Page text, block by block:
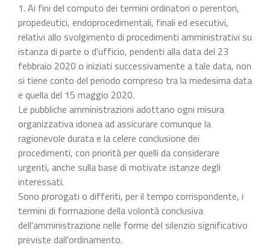
1. Ai fini del computo dei termini ordinatori o perentori,
propedeutici, endoprocedimentali, finali ed esecutivi,
relativi allo svolgimento di procedimenti amministrativi su
istanza di parte o d'ufficio, pendenti alla data del 23
febbraio 2020 o iniziati successivamente a tale data, non
si tiene conto del periodo compreso tra la medesima data
e quella del 15 maggio 2020.
Le pubbliche amministrazioni adottano ogni misura
organizzativa idonea ad assicurare comunque la
ragionevole durata e la celere conclusione dei
procedimenti, con priorità per quelli da considerare
urgenti, anche sulla base di motivate istanze degli
interessati.
Sono prorogati o differiti, per il tempo corrispondente, i
termini di formazione della volontà conclusiva
dell'amministrazione nelle forme del silenzio significativo
previste dall'ordinamento.